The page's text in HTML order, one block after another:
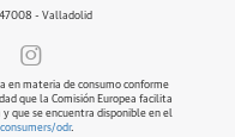
47008 - Valladolid
en materia de consumo conforme
que la Comisión Europea facilita
que se encuentra disponible en el
odr.